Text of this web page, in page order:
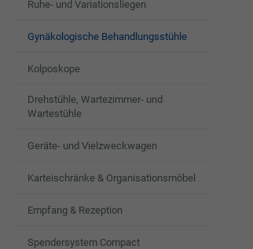
Ruhe- und Variationsliegen
Gynäkologische Behandlungsstühle
Kolposkope
Drehstühle, Wartezimmer- und
Wartestühle
Geräte- und Vielzweckwagen
Karteischränke & Organisationsmöbel
Empfang & Rezeption
Spendersystem Compact